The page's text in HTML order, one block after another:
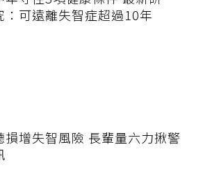
：可遠離失智症超過10年
損增失智風險 長輩量六力揪警